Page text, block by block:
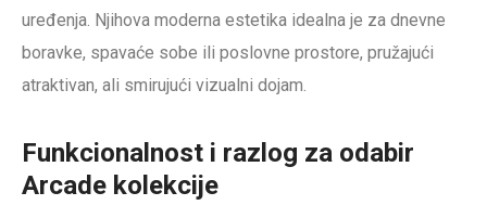
uređenja. Njihova moderna estetika idealna je za dnevne
boravke, spavaće sobe ili poslovne prostore, pružajući
atraktivan, ali smirujući vizualni dojam.
Funkcionalnost i razlog za odabir
Arcade kolekcije